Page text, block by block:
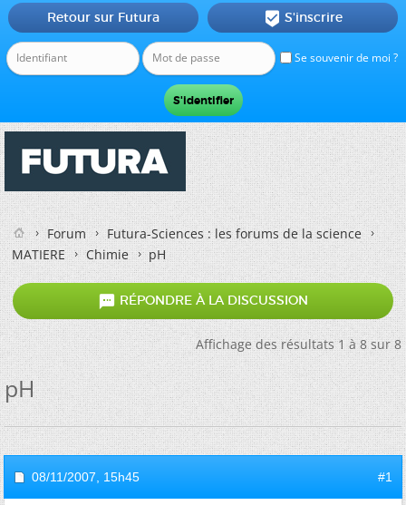
Se souvenir de moi ?
Retour sur Futura  S'inscrire
Forum
Futura-Sciences : les forums de la science
MATIERE
Chimie pH
 RÉPONDRE À LA DISCUSSION
Affichage des résultats 1 à 8 sur 8
pH
08/11/2007, 15h45 #1